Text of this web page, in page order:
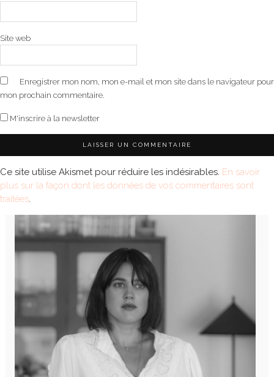
Site web
Enregistrer mon nom, mon e-mail et mon site dans le navigateur pour
mon prochain commentaire.
M'inscrire à la newsletter
Ce site utilise Akismet pour réduire les indésirables. En savoir
plus sur la façon dont les données de vos commentaires sont
traitées.